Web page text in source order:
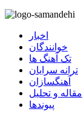
اخبار
خوانندگان
تک آهنگ ها
ترانه سرایان
آهنگسازان
مقاله و تحلیل
پیوندها